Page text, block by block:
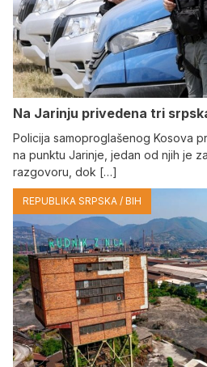
Na Јarinju privedena tri
Policija samoproglašenog Kosova
na punktu Јarinje, jedan od njih je
razgovoru, dok […]
REPUBLIKA SRPSKA / BIH